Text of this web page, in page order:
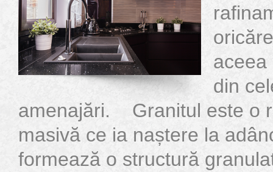
aceea
din
amenajări. Granitul este o
masivă ce ia naștere la
formează o structură